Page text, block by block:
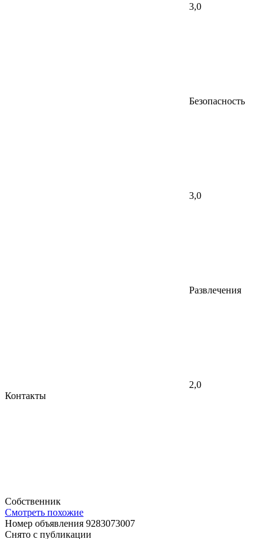
3,0
Безопасность
3,0
Развлечения
2,0
Контакты
Собственник
Смотреть похожие
Номер объявления 9283073007
Снято с публикации